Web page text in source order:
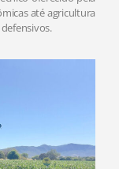
até agricultura